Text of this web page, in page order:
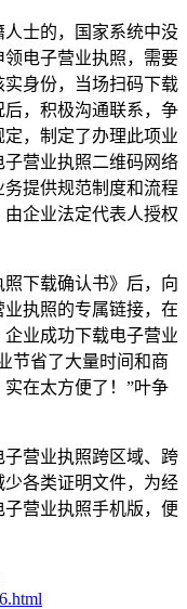
士的，国家系统中没
电子营业执照，需要
身份，当场扫码下载
，积极沟通联系，争
，制定了办理此项业
营业执照二维码网络
提供规范制度和流程
企业法定代表人授权
下载确认书》后，向
执照的专属链接，在
业成功下载电子营业
节省了大量时间和商
在太方便了！”叶争
子营业执照跨区域、跨
各类证明文件，为经
营业执照手机版，便